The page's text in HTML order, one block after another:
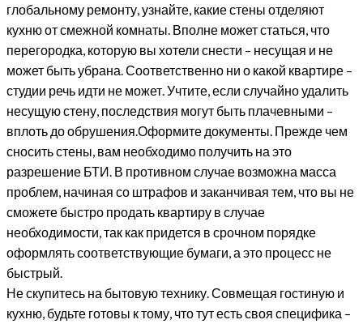
глобальному ремонту, узнайте, какие стены отделяют
кухню от смежной комнаты. Вполне может статься, что
перегородка, которую вы хотели снести – несущая и не
может быть убрана. Соответственно ни о какой квартире –
студии речь идти не может. Учтите, если случайно удалить
несущую стену, последствия могут быть плачевными –
вплоть до обрушения.Оформите документы. Прежде чем
сносить стены, вам необходимо получить на это
разрешение БТИ. В противном случае возможна масса
проблем, начиная со штрафов и заканчивая тем, что вы не
сможете быстро продать квартиру в случае
необходимости, так как придется в срочном порядке
оформлять соответствующие бумаги, а это процесс не
быстрый.
Не скупитесь на бытовую технику. Совмещая гостиную и
кухню, будьте готовы к тому, что тут есть своя специфика –